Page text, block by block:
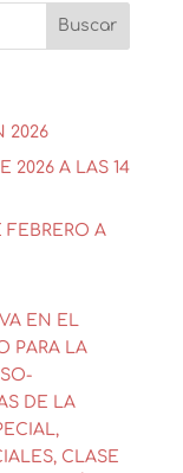
2026
2026 A LAS 14
FEBRERO A
EN EL
PARA LA
DE LA
CLASE